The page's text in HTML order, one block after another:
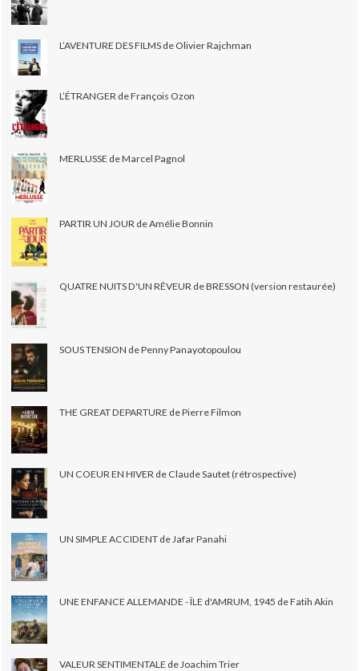
L’AVENTURE DES FILMS de Olivier Rajchman
L’ÉTRANGER de François Ozon
MERLUSSE de Marcel Pagnol
PARTIR UN JOUR de Amélie Bonnin
QUATRE NUITS D'UN RÊVEUR de BRESSON (version restaurée)
SOUS TENSION de Penny Panayotopoulou
THE GREAT DEPARTURE de Pierre Filmon
UN COEUR EN HIVER de Claude Sautet (rétrospective)
UN SIMPLE ACCIDENT de Jafar Panahi
UNE ENFANCE ALLEMANDE - ÎLE d'AMRUM, 1945 de Fatih Akin
VALEUR SENTIMENTALE de Joachim Trier